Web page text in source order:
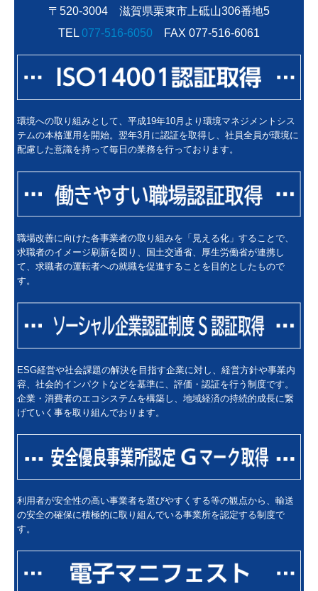
〒520-3004 滋賀県栗東市上砥山306番地5
TEL 077-516-6050 FAX 077-516-6061
環境への取り組みとして、平成19年10月より環境マネジメントシス
テムの本格運用を開始。翌年3月に認証を取得し、社員全員が環境に
配慮した意識を持って毎日の業務を行っております。
職場改善に向けた各事業者の取り組みを「見える化」することで、
求職者のイメージ刷新を図り、国土交通省、厚生労働省が連携し
て、求職者の運転者への就職を促進することを目的としたもので
す。
ESG経営や社会課題の解決を目指す企業に対し、経営方針や事業内
容、社会的インパクトなどを基準に、評価・認証を行う制度です。
企業・消費者のエコシステムを構築し、地域経済の持続的成長に繋
げていく事を取り組んでおります。
利用者が安全性の高い事業者を選びやすくする等の観点から、輸送
の安全の確保に積極的に取り組んでいる事業所を認定する制度で
す。